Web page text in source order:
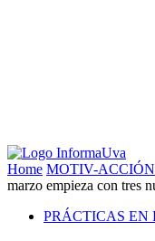
Home MOTIV-ACCIÓN
marzo empieza con tres
PRÁCTICAS EN